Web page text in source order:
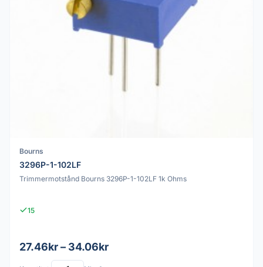
Bourns
3296P-1-102LF
Trimmermotstånd Bourns 3296P-1-102LF 1k Ohms
15
27.46kr – 34.06kr